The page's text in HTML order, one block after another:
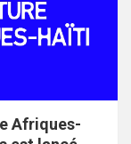
Afriques-